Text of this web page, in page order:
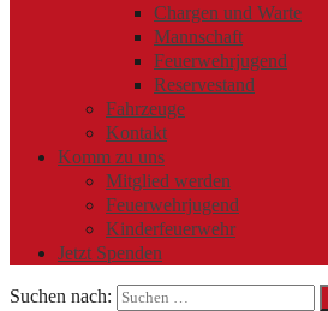
Chargen und Warte
Mannschaft
Feuerwehrjugend
Reservestand
Fahrzeuge
Kontakt
Komm zu uns
Mitglied werden
Feuerwehrjugend
Kinderfeuerwehr
Jetzt Spenden
Suchen nach: